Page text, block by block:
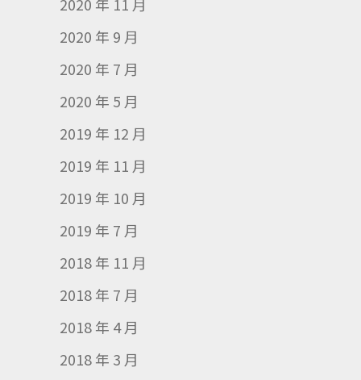
2020 年 9 月
2020 年 7 月
2020 年 5 月
2019 年 12 月
2019 年 11 月
2019 年 10 月
2019 年 7 月
2018 年 11 月
2018 年 7 月
2018 年 4 月
2018 年 3 月